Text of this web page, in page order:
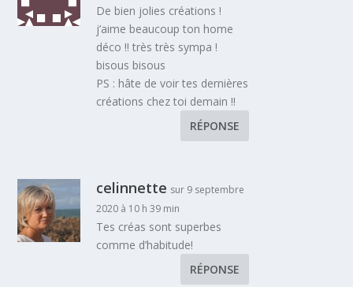
De bien jolies créations !
j’aime beaucoup ton home
déco !! très très sympa !
bisous bisous
PS : hâte de voir tes dernières
créations chez toi demain !!
RÉPONSE
celinnette sur 9 septembre
2020 à 10 h 39 min
Tes créas sont superbes
comme d’habitude!
RÉPONSE